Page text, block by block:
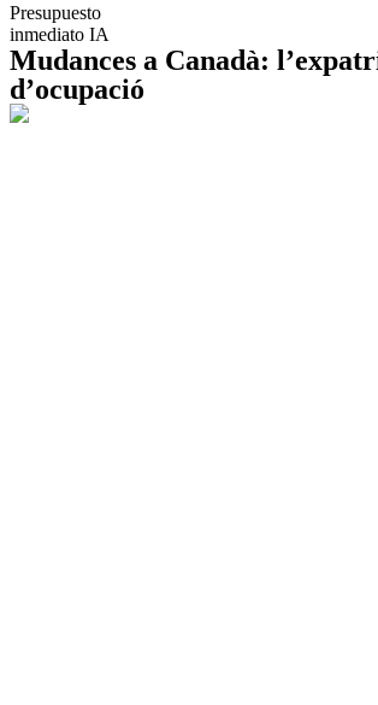
Presupuesto
inmediato IA
Mudances a Canadà:
d’ocupació